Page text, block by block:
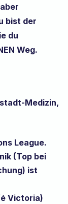
bist der
du
Weg.
Medizin,
League.
(Top bei
ist
Victoria)